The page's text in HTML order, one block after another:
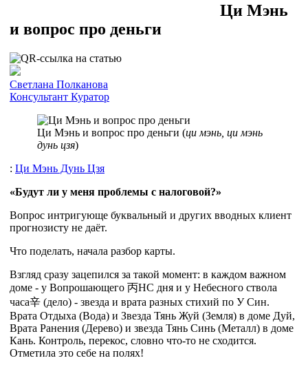
Ци Мэнь
и вопрос про деньги
Cветлана Полканова
Консультант Куратор
Ци Мэнь и вопрос про деньги (ци мэнь, ци мэнь
дунь цзя)
: Ци Мэнь Дунь Цзя
«Будут ли у меня проблемы с налоговой?»
Вопрос интригующе буквальный и других вводных клиент
прогнозисту не даёт.
Что поделать, начала разбор карты.
Взгляд сразу зацепился за такой момент: в каждом важном
доме - у Вопрошающего 丙НС дня и у Небесного ствола
часа辛 (дело) - звезда и врата разных стихий по У Син.
Врата Отдыха (Вода) и Звезда Тянь Жуй (Земля) в доме Дуй,
Врата Ранения (Дерево) и звезда Тянь Синь (Металл) в доме
Кань. Контроль, перекос, словно что-то не сходится.
Отметила это себе на полях!